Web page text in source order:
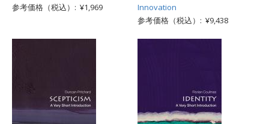
参考価格（税込）: ¥1,969
Innovation
参考価格（税込）: ¥9,438